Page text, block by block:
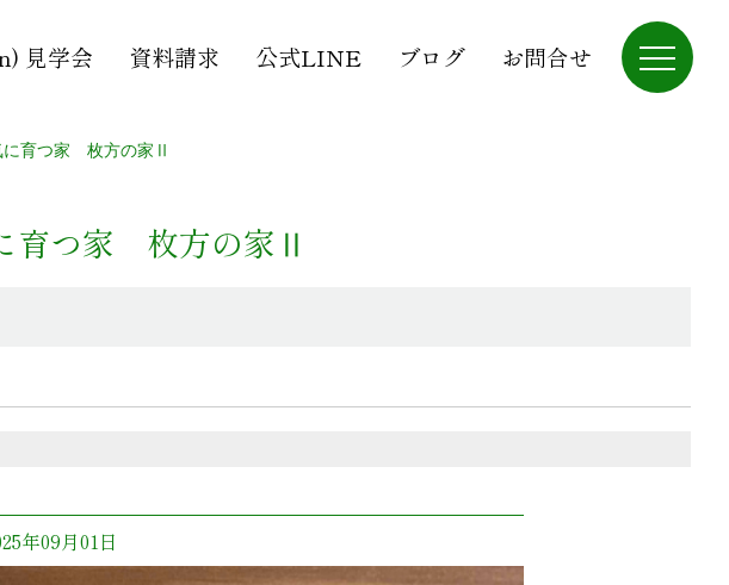
見学会 資料請求 公式LINE ブログ お問合せ
に育つ家 枚方の家Ⅱ
育つ家 枚方の家Ⅱ
年09月01日